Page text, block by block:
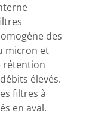
des
micron et
rétention
élevés.
filtres à
en aval.